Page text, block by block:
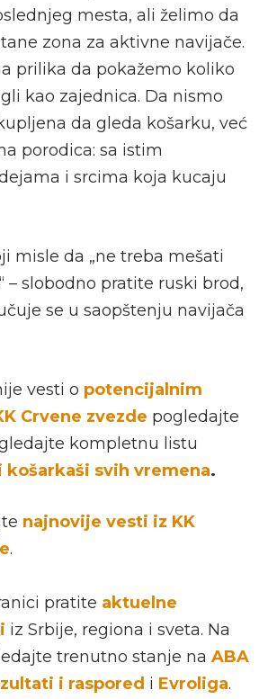
mesta, ali želimo da
zona za aktivne navijače.
prilika da pokažemo koliko
kao zajednica. Da nismo
da gleda košarku, već
porodica: sa istim
i srcima koja kucaju
misle da „ne treba mešati
– slobodno pratite ruski brod,
se u saopštenju navijača
vesti o potencijalnim
Crvene zvezde pogledajte
kompletnu listu
košarkaši svih vremena.
najnovije vesti iz KK
.
pratite aktuelne
iz Srbije, regiona i sveta. Na
trenutno stanje na ABA
i raspored i Evroliga.